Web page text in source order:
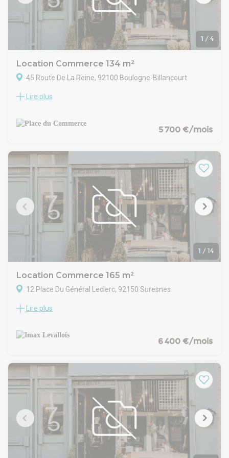
1 / 4
Location Commerce 134 m²
45 Route De La Reine, 92100 Boulogne-Billancourt
Place du commerce vous propose de louer sans cession ni
superbe vitrine sur la route de la Reine à Boulogne-
Billancourt, Boulogne Billancourt , l'un des axes les plus
Ces locaux de 109 m² de plain-pied et 25 m² de réserve
peuvent accueillir tous type d'activité.
Disponibilité immédiate.
A saisir rapidement.
Lire plus
5 700 €/mois
1 / 14
Location Commerce 165 m²
12 Place Du Général Leclerc, 92150 Suresnes
Situé au cœur vibrant de Suresnes, ce local commercial en
exceptionnelles dans un cadre urbain animé. Positionné sur
la Place Du Général Leclerc, le bien bénéficie d'un flux
services essentiels à quelques pas seulement.
L'emplacement est bien desservi par plusieurs options de
transport, avec la gare de Suresnes Mont Valérien à environ
7 minutes à pied, et des liaisons directes vers Puteaux, Saint-
Cloud et le célèbre quartier d'affaires de La Défense.
Les entreprises apprécieront la connectivité facile avec les
aéroports de Paris-Orly et Charles de Gaulle, tous deux
accessibles en moins de 40 minutes en voiture, ce qui
améliore l'efficacité opérationnelle pour les parties
Lire plus
6 400 €/mois